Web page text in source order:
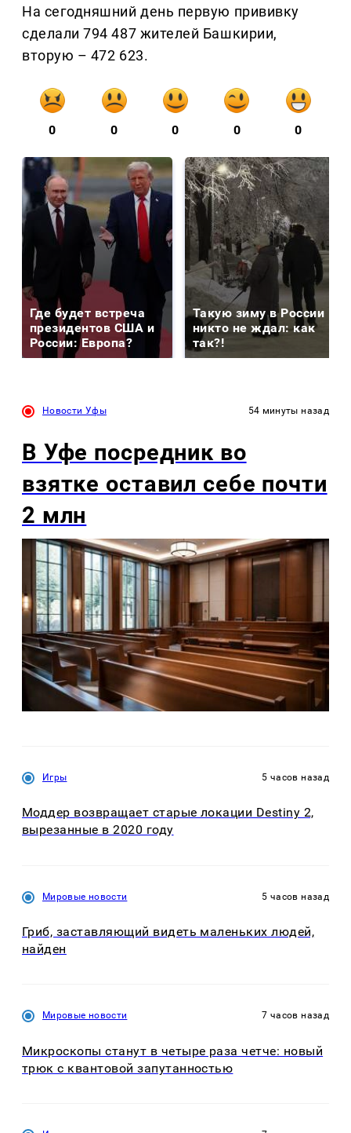
На сегодняшний день первую прививку
сделали 794 487 жителей Башкирии,
вторую – 472 623.
0 0 0 0 0
Где будет встреча
президентов США и
России: Европа?
Такую зиму в России
никто не ждал: как
так?!
Новости Уфы 54 минуты назад
В Уфе посредник во
взятке оставил себе почти
2 млн
Игры 5 часов назад
Моддер возвращает старые локации Destiny 2,
вырезанные в 2020 году
Мировые новости 5 часов назад
Гриб, заставляющий видеть маленьких людей,
найден
Мировые новости 7 часов назад
Микроскопы станут в четыре раза четче: новый
трюк с квантовой запутанностью